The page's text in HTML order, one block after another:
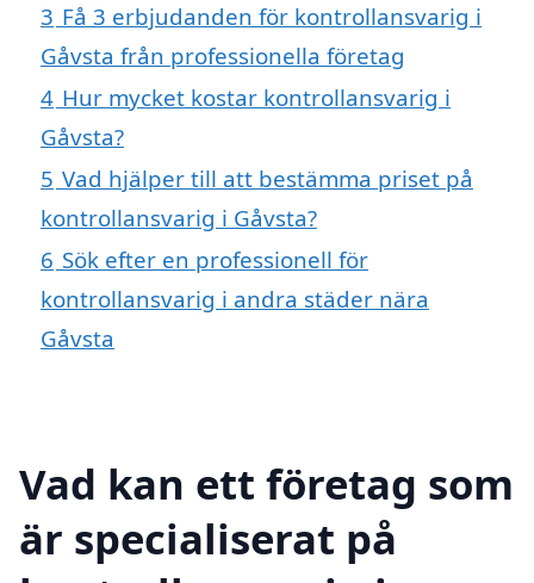
3 Få 3 erbjudanden för kontrollansvarig i
Gåvsta från professionella företag
4 Hur mycket kostar kontrollansvarig i
Gåvsta?
5 Vad hjälper till att bestämma priset på
kontrollansvarig i Gåvsta?
6 Sök efter en professionell för
kontrollansvarig i andra städer nära
Gåvsta
Vad kan ett företag som
är specialiserat på